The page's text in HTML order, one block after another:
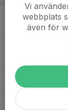
20
Ons
Vi
webbplats
även för